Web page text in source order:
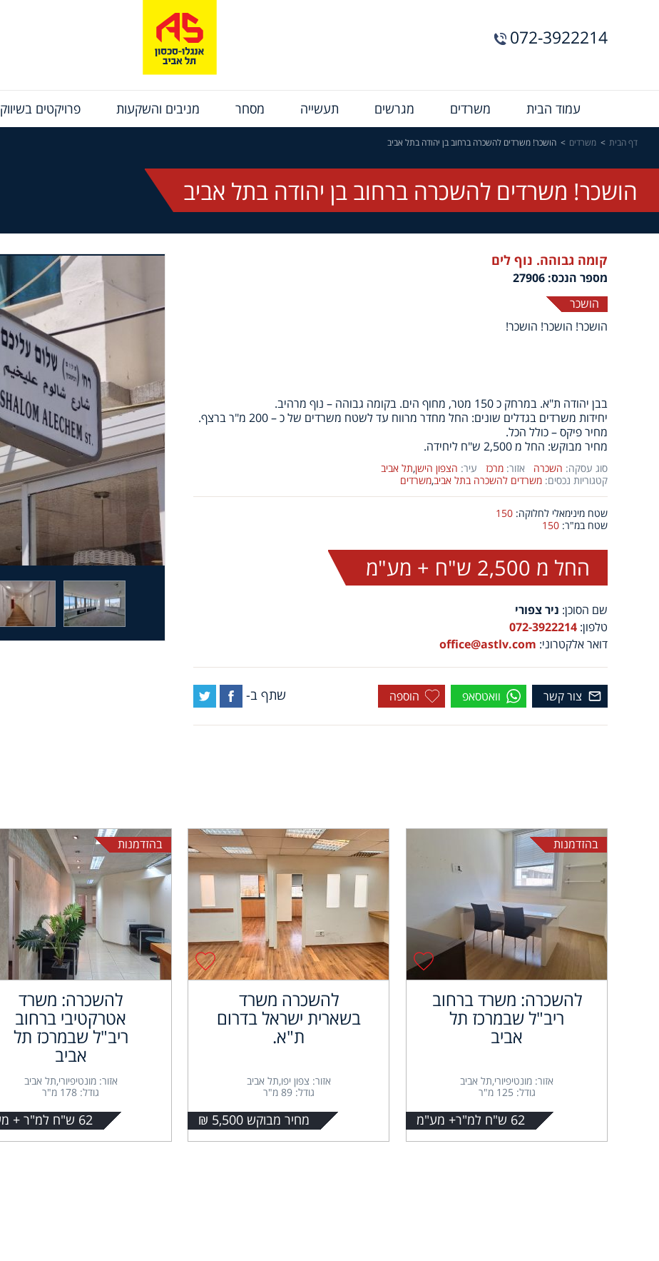
072-3922214
עמוד הבית משרדים מגרשים תעשייה מסחר מניבים והשקעות פרויקטים בשיווק
דף הבית משרדים הושכר! משרדים להשכרה ברחוב בן יהודה בתל אביב
הושכר! משרדים להשכרה ברחוב בן יהודה בתל אביב
קומה גבוהה. נוף לים
מספר הנכס: 27906
הושכר
הושכר! הושכר! הושכר!
בבן יהודה ת"א. במרחק כ 150 מטר, מחוף הים. בקומה גבוהה – נוף מרהיב.
יחידות משרדים בגדלים שונים: החל מחדר מרווח עד לשטח משרדים של כ – 200 מ"ר ברצף.
מחיר פיקס – כולל הכל.
מחיר מבוקש: החל מ 2,500 ש"ח ליחידה.
סוג עסקה: השכרה אזור: מרכז עיר: הצפון הישן,תל אביב
קטגוריות נכסים: משרדים להשכרה בתל אביב,משרדים
שטח מינימאלי לחלוקה: 150
שטח במ"ר: 150
החל מ 2,500 ש"ח + מע"מ
שם הסוכן: ניר צפורי
טלפון: 072-3922214
דואר אלקטרוני: office@astlv.com
צור קשר וואטסאפ הוספה שתף ב-
בהזדמנות
להשכרה: משרד ברחוב
ריב"ל שבמרכז תל
אביב
אזור: מונטיפיורי,תל אביב
גודל: 125 מ"ר
62 ש"ח למ"ר+ מע"מ
להשכרה משרד
בשארית ישראל בדרום
ת"א.
אזור: צפון יפו,תל אביב
גודל: 89 מ"ר
מחיר מבוקש 5,500 ₪
בהזדמנות
להשכרה: משרד
אטרקטיבי ברחוב
ריב"ל שבמרכז תל
אביב
אזור: מונטיפיורי,תל אביב
גודל: 178 מ"ר
62 ש"ח למ"ר + מע"מ